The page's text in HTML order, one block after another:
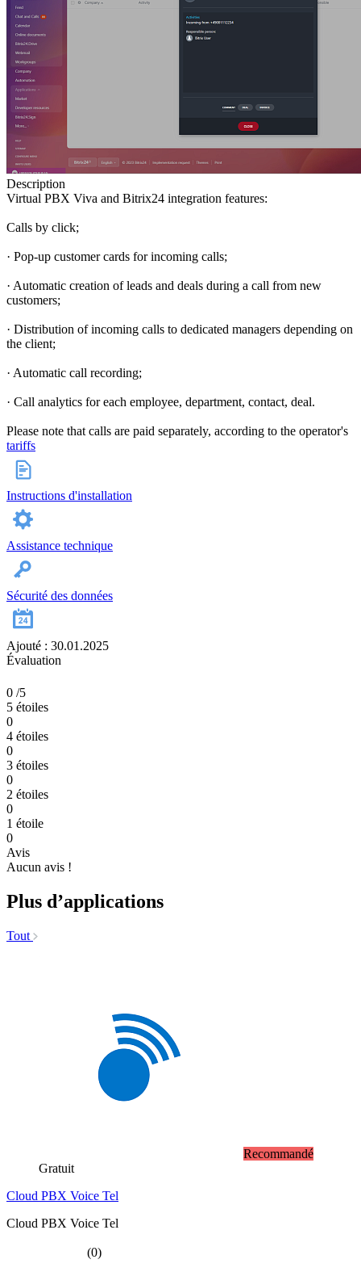
Description
Virtual PBX Viva and Bitrix24 integration features:
Calls by click;
· Pop-up customer cards for incoming calls;
· Automatic creation of leads and deals during a call from new
customers;
· Distribution of incoming calls to dedicated managers depending on
the client;
· Automatic call recording;
· Call analytics for each employee, department, contact, deal.
Please note that calls are paid separately, according to the operator's
tariffs
Instructions d'installation
Assistance technique
Sécurité des données
Ajouté : 30.01.2025
Évaluation
0 /5
5 étoiles
0
4 étoiles
0
3 étoiles
0
2 étoiles
0
1 étoile
0
Avis
Aucun avis !
Plus d’applications
Tout
Recommandé
Gratuit
Cloud PBX Voice Tel
Cloud PBX Voice Tel
(0)